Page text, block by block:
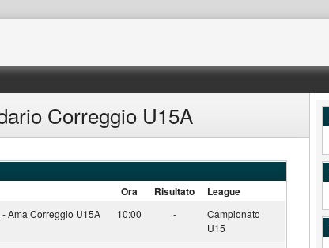
Correggio U15A
Ora Risultato League
Ama Correggio U15A 10:00 -
Campionato
U15